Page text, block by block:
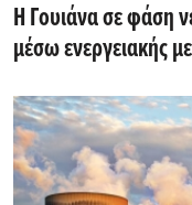
Η Γουιάνα σε φάση
μέσω ενεργειακής